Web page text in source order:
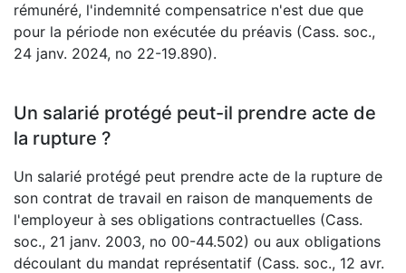
rémunéré, l'indemnité compensatrice n'est due que
pour la période non exécutée du préavis (Cass. soc.,
24 janv. 2024, no 22-19.890).
Un salarié protégé peut-il prendre acte de
la rupture ?
Un salarié protégé peut prendre acte de la rupture de
son contrat de travail en raison de manquements de
l'employeur à ses obligations contractuelles (Cass.
soc., 21 janv. 2003, no 00-44.502) ou aux obligations
découlant du mandat représentatif (Cass. soc., 12 avr.